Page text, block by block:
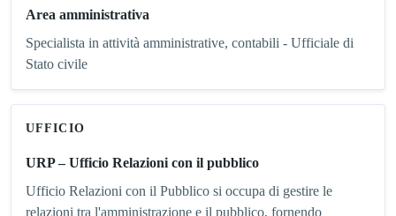
Area amministrativa
Specialista in attività amministrative, contabili - Ufficiale di
Stato civile
UFFICIO
URP – Ufficio Relazioni con il pubblico
Ufficio Relazioni con il Pubblico si occupa di gestire le
relazioni tra l'amministrazione e il pubblico, fornendo